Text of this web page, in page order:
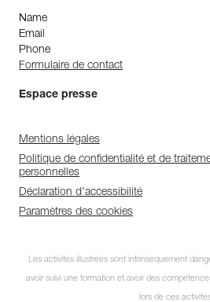
Name
Email
Phone
Formulaire de contact
Espace presse
Mentions légales
Politique de confidentialité et de
personnelles
Déclaration d'accessibilité
Paramètres des cookies
Les activités illustrées sont intrinsèquement
avoir suivi une formation et avoir des
lors de ces